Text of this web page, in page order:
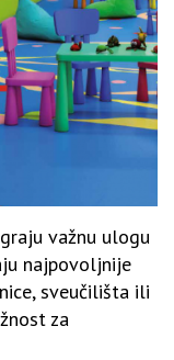
važnu ulogu
najpovoljnije
sveučilišta ili
za